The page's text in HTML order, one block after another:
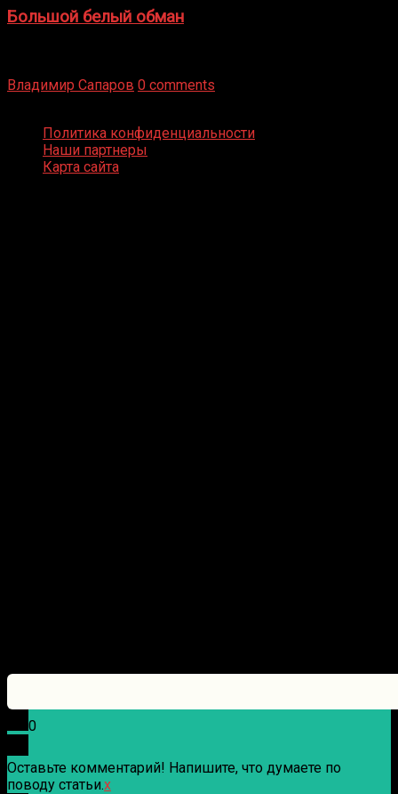
Большой белый обман
Владимир Сапаров 0 comments
Политика конфиденциальности
Наши партнеры
Карта сайта
0
Оставьте комментарий! Напишите, что думаете по
поводу статьи.x